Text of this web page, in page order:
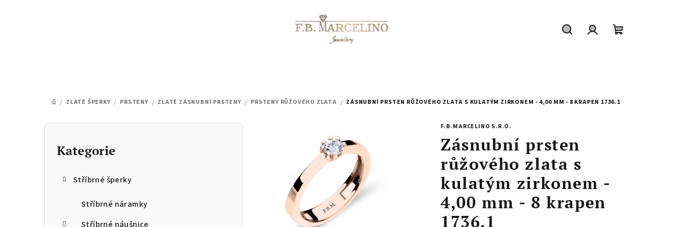
DOMŮ
/ ZLATÉ ŠPERKY / PRSTENY / ZLATÉ ZÁSNUBNÍ PRSTENY / PRSTENY RŮŽOVÉHO ZLATA / ZÁSNUBNÍ PRSTEN RŮŽOVÉHO ZLATA S KULATÝM ZIRKONEM - 4,00 MM - 8 KRAPEN 1736.1
P
Přeskočit
kategorie
Kategorie
Stříbrné šperky
Stříbrné náramky
Stříbrné náušnice
F.B.MARCELINO S.R.O.
Zásnubní prsten
růžového zlata s
kulatým zirkonem -
4,00 mm - 8 krapen
1736.1